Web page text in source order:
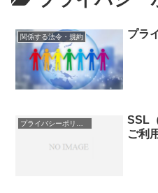
関係する法令・規約 プラ
SSL
ご利